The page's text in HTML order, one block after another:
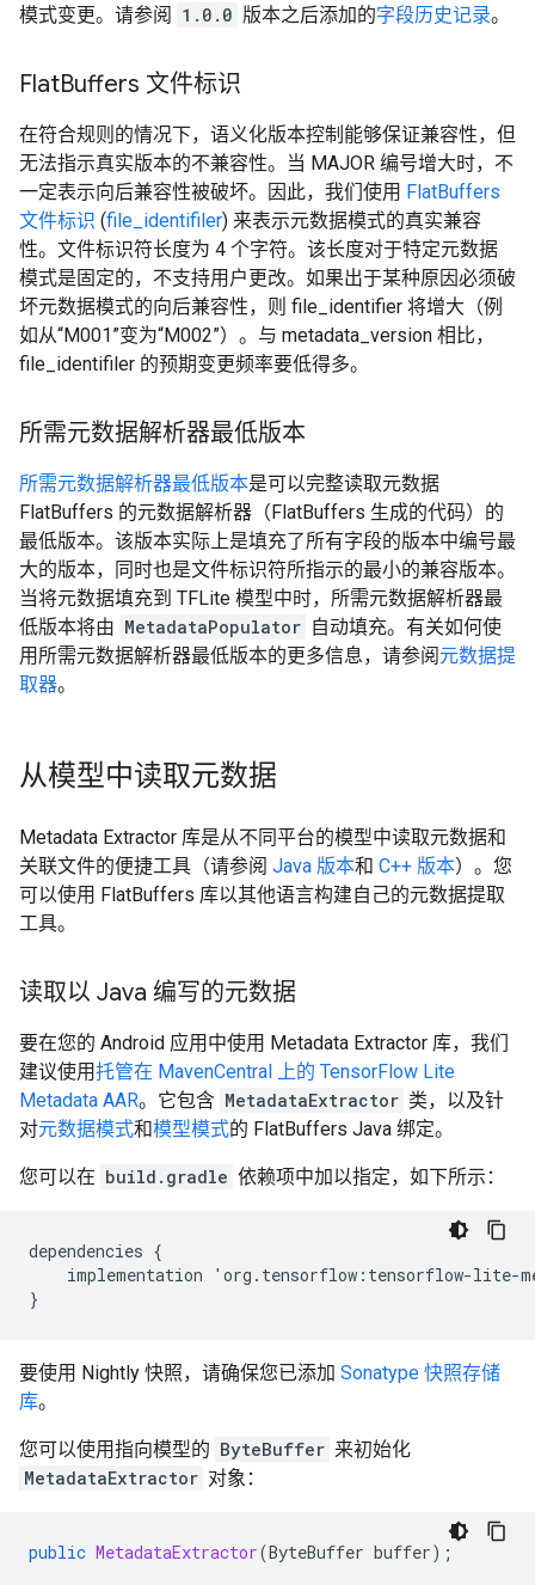
模式变更。请参阅 1.0.0 版本之后添加的字段历史记录。
FlatBuffers 文件标识
在符合规则的情况下，语义化版本控制能够保证兼容性，但
无法指示真实版本的不兼容性。当 MAJOR 编号增大时，不
一定表示向后兼容性被破坏。因此，我们使用 FlatBuffers
文件标识 (file_identifiler) 来表示元数据模式的真实兼容
性。文件标识符长度为 4 个字符。该长度对于特定元数据
模式是固定的，不支持用户更改。如果出于某种原因必须破
坏元数据模式的向后兼容性，则 file_identifier 将增大（例
如从“M001”变为“M002”）。与 metadata_version 相比，
file_identifiler 的预期变更频率要低得多。
所需元数据解析器最低版本
所需元数据解析器最低版本是可以完整读取元数据
FlatBuffers 的元数据解析器（FlatBuffers 生成的代码）的
最低版本。该版本实际上是填充了所有字段的版本中编号最
大的版本，同时也是文件标识符所指示的最小的兼容版本。
当将元数据填充到 TFLite 模型中时，所需元数据解析器最
低版本将由 MetadataPopulator 自动填充。有关如何使
用所需元数据解析器最低版本的更多信息，请参阅元数据提
取器。
从模型中读取元数据
Metadata Extractor 库是从不同平台的模型中读取元数据和
关联文件的便捷工具（请参阅 Java 版本和 C++ 版本）。您
可以使用 FlatBuffers 库以其他语言构建自己的元数据提取
工具。
读取以 Java 编写的元数据
要在您的 Android 应用中使用 Metadata Extractor 库，我们
建议使用托管在 MavenCentral 上的 TensorFlow Lite
Metadata AAR。它包含 MetadataExtractor 类，以及针
对元数据模式和模型模式的 FlatBuffers Java 绑定。
您可以在 build.gradle 依赖项中加以指定，如下所示：
dependencies {
implementation
' org . tensorflow : tensorflow-lite-
}
要使用 Nightly 快照，请确保您已添加 Sonatype 快照存储
库。
您可以使用指向模型的 ByteBuffer 来初始化
MetadataExtractor 对象：
public MetadataExtractor(ByteBuffer buffer);